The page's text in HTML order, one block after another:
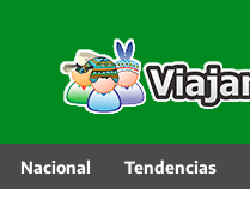
Nacional Tendencias